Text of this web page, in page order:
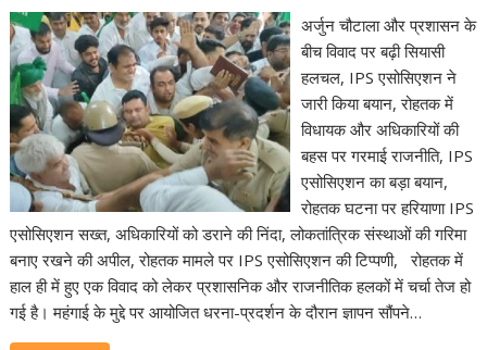
अर्जुन चौटाला और प्रशासन के
बीच विवाद पर बढ़ी सियासी
हलचल, IPS एसोसिएशन ने
जारी किया बयान, रोहतक में
विधायक और अधिकारियों की
बहस पर गरमाई राजनीति, IPS
एसोसिएशन का बड़ा बयान,
रोहतक घटना पर हरियाणा IPS
एसोसिएशन सख्त, अधिकारियों को डराने की निंदा, लोकतांत्रिक संस्थाओं की गरिमा
बनाए रखने की अपील, रोहतक मामले पर IPS एसोसिएशन की टिप्पणी, रोहतक में
हाल ही में हुए एक विवाद को लेकर प्रशासनिक और राजनीतिक हलकों में चर्चा तेज हो
गई है। महंगाई के मुद्दे पर आयोजित धरना-प्रदर्शन के दौरान ज्ञापन सौंपने…